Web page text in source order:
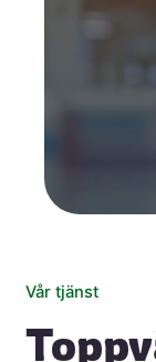
Vår tjänst